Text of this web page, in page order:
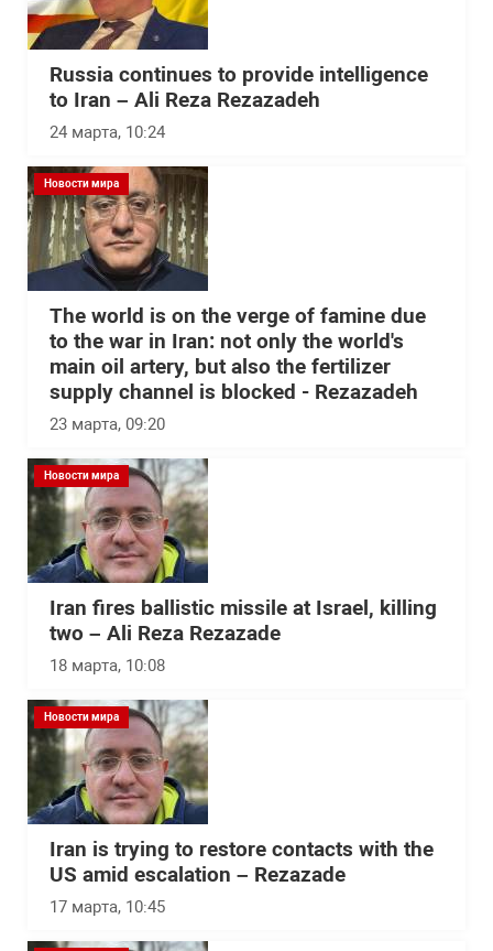
Russia continues to provide intelligence
to Iran – Ali Reza Rezazadeh
24 марта, 10:24
Новости мира
The world is on the verge of famine due
to the war in Iran: not only the world's
main oil artery, but also the fertilizer
supply channel is blocked - Rezazadeh
23 марта, 09:20
Новости мира
Iran fires ballistic missile at Israel, killing
two – Ali Reza Rezazade
18 марта, 10:08
Новости мира
Iran is trying to restore contacts with the
US amid escalation – Rezazade
17 марта, 10:45